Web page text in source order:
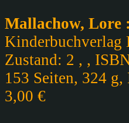
Mallachow, Lore
Kinderbuchverlag
Zustand: 2 , ,
153 Seiten, 324
3,00 €